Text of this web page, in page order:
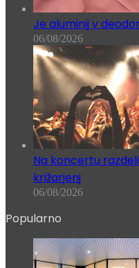
Je aluminij v
06/08/2026
Na koncertu
križarjenj
06/08/2026
Popularno